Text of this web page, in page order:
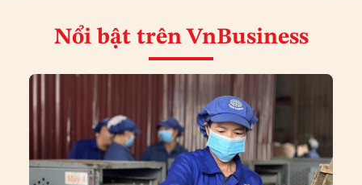
Nổi bật trên VnBusiness